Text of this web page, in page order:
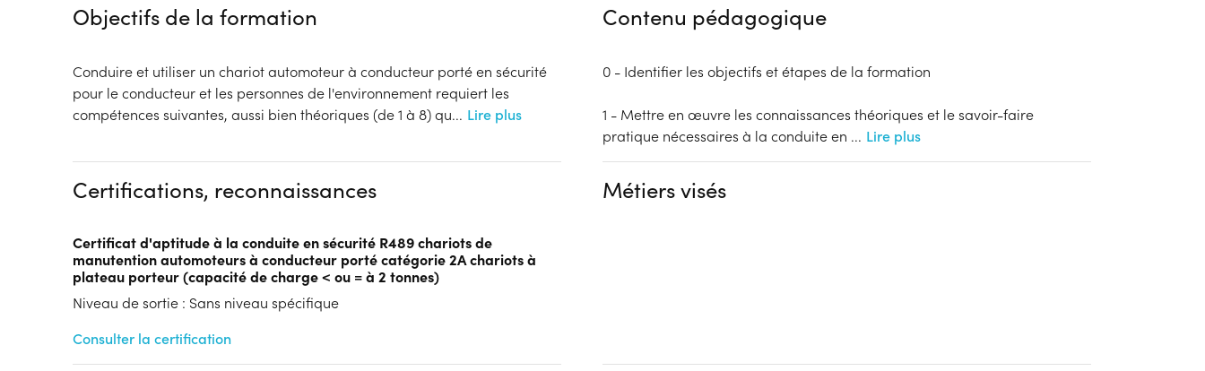
Durée en centre :14h
Rythme :
Temps plein, Cours de jour
Type de parcours :Parcours collectif
Dispositif
Financeur
Financements à déterminer selon la situation du bénéficiaire
Modalités d'enseignement :Formation entièrement présentielle
Lieu de formation
Rue Hans Geiger
ZI Est
62000 Arras
Accueil sur le lieu de formation
Prérequis :
Vérification par l’employeur de l’aptitude médicale du salarié (service de santé
Public :
Réunions d'informations
Aucune information
Complément d'information
Aucune information
Objectifs de la formation
Conduire et utiliser un chariot automoteur à conducteur porté en sécurité
pour le conducteur et les personnes de l'environnement requiert les
compétences suivantes, aussi bien théoriques (de 1 à 8) qu... Lire plus
Contenu pédagogique
0 - Identifier les objectifs et étapes de la formation
1 - Mettre en œuvre les connaissances théoriques et le savoir-faire
pratique nécessaires à la conduite en ... Lire plus
Certifications, reconnaissances
Certificat d'aptitude à la conduite en sécurité R489 chariots de
manutention automoteurs à conducteur porté catégorie 2A chariots à
plateau porteur (capacité de charge < ou = à 2 tonnes)
Niveau de sortie : Sans niveau spécifique
Consulter la certification
Métiers visés